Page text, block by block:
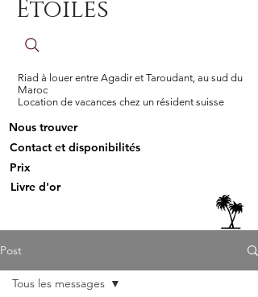
Etoiles
Riad à louer entre Agadir et Taroudant, au sud du
Maroc
Location de vacances chez un résident suisse
Nous trouver
Contact et disponibilités
Prix
Livre d'or
Post
Tous les messages